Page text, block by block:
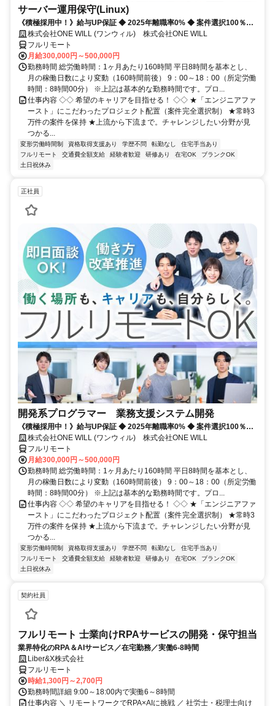
サーバー運用保守(Linux)
《積極採用中！》給与UP保証 ◆ 2025年離職率0% ◆ 案件選択100％！
◆ 平均残業7時間！
株式会社ONE WILL (ワンウィル) 株式会社ONE WILL
フルリモート
月給300,000円～500,000円
勤務時間 総労働時間：1ヶ月あたり160時間 平日8時間を基本とし、
月の稼働日数により変動（160時間前後） 9：00～18：00（所定労働
時間：8時間00分） ※上記は基本的な勤務時間です。プロ...
仕事内容 ◇◇ 希望のキャリアを目指せる！ ◇◇ ★「エンジニアファ
ースト」にこだわったプロジェクト配置（案件完全選択制） ★常時3
万件の案件を保持 ★上流から下流まで。チャレンジしたい分野が見
つかる...
変形労働時間制 資格取得支援あり 学歴不問 転勤なし
住宅手当あり
フルリモート
交通費全額支給 経験者歓迎 研修あり 在宅OK
ブランクOK
土日祝休み
正社員
開発系プログラマー 業務支援システム開発
《積極採用中！》給与UP保証 ◆ 2025年離職率0% ◆ 案件選択100％！
◆ 平均残業7時間！
株式会社ONE WILL (ワンウィル) 株式会社ONE WILL
フルリモート
月給300,000円～500,000円
勤務時間 総労働時間：1ヶ月あたり160時間 平日8時間を基本とし、
月の稼働日数により変動（160時間前後） 9：00～18：00（所定労働
時間：8時間00分） ※上記は基本的な勤務時間です。プロ...
仕事内容 ◇◇ 希望のキャリアを目指せる！ ◇◇ ★「エンジニアファ
ースト」にこだわったプロジェクト配置（案件完全選択制） ★常時3
万件の案件を保持 ★上流から下流まで。チャレンジしたい分野が見
つかる...
変形労働時間制 資格取得支援あり 学歴不問 転勤なし
住宅手当あり
フルリモート
交通費全額支給 経験者歓迎 研修あり 在宅OK
ブランクOK
土日祝休み
契約社員
フルリモート 士業向けRPAサービスの開発・保守担当
業界特化のRPA＆AIサービス／在宅勤務／実働6-8時間
Liber&X株式会社
フルリモート
時給1,300円～2,700円
勤務時間詳細 9:00～18:00内で実働6～8時間
仕事内容 ＼ リモートワークでRPA×AIに挑戦 ／ 社労士・税理士向け